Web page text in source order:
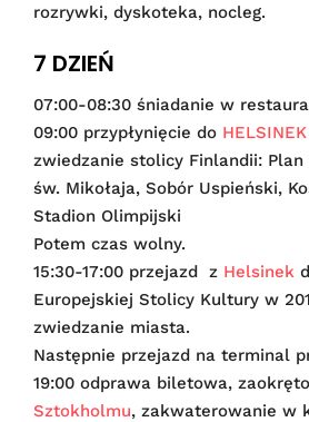
rozrywki, dyskoteka, nocleg.
7 DZIEŃ
07:00-08:30 śniadanie w
09:00 przypłynięcie do HELSINEK
zwiedzanie stolicy Finlandii: Plan
św. Mikołaja, Sobór Uspieński,
Stadion Olimpijski
Potem czas wolny.
15:30-17:00 przejazd z Helsinek
Europejskiej Stolicy Kultury w
zwiedzanie miasta.
Następnie przejazd na terminal
19:00 odprawa biletowa,
Sztokholmu, zakwaterowanie w